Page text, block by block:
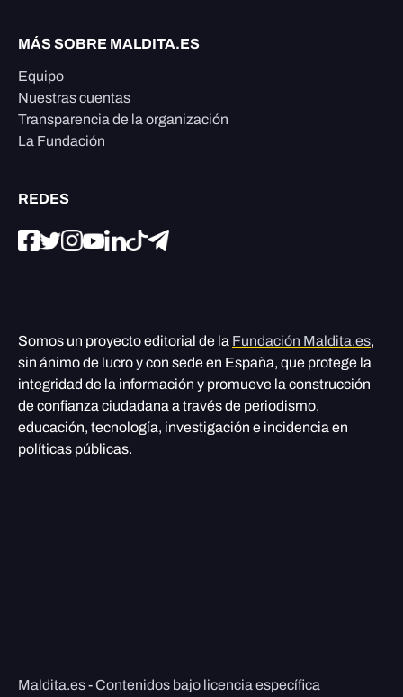
MÁS SOBRE MALDITA.ES
Equipo
Nuestras cuentas
Transparencia de la organización
La Fundación
REDES
Somos un proyecto editorial de la Fundación Maldita.es,
sin ánimo de lucro y con sede en España, que protege la
integridad de la información y promueve la construcción
de confianza ciudadana a través de periodismo,
educación, tecnología, investigación e incidencia en
políticas públicas.
Maldita.es - Contenidos bajo licencia específica